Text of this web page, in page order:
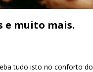
e muito mais.
tudo isto no conforto do